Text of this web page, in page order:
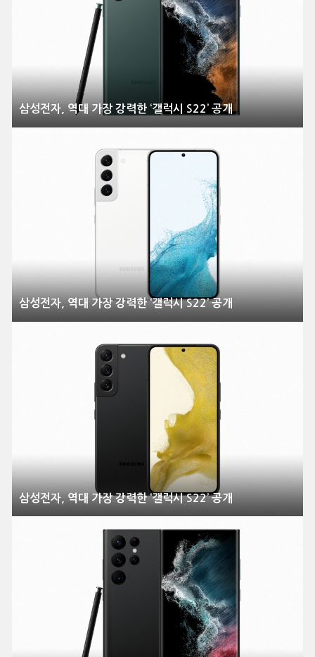
삼성전자, 역대 가장 강력한 ‘갤럭시 S22’ 공개
삼성전자, 역대 가장 강력한 ‘갤럭시 S22’ 공개
삼성전자, 역대 가장 강력한 ‘갤럭시 S22’ 공개